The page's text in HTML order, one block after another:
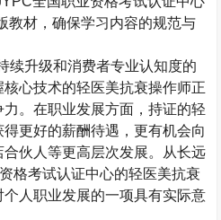
教材，确保学习内容的规范与
续升级和消费者专业认知度的
心技术的轻医美抗衰操作师正
。在职业发展方面，持证的轻
更好的薪酬待遇，更有机会向
伙人等更高层次发展。从长远
格考试认证中心的轻医美抗衰
人职业发展的一项具有实际意